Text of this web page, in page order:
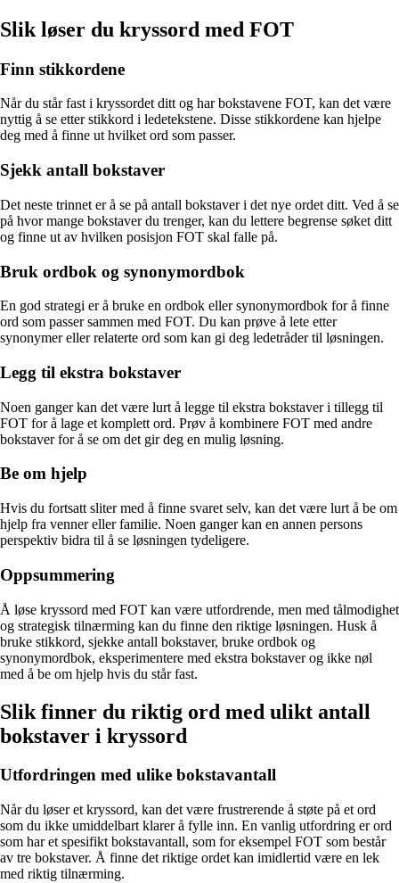
Slik løser du kryssord med FOT
Finn stikkordene
Når du står fast i kryssordet ditt og har bokstavene FOT, kan det være
nyttig å se etter stikkord i ledetekstene. Disse stikkordene kan hjelpe
deg med å finne ut hvilket ord som passer.
Sjekk antall bokstaver
Det neste trinnet er å se på antall bokstaver i det nye ordet ditt. Ved å se
på hvor mange bokstaver du trenger, kan du lettere begrense søket ditt
og finne ut av hvilken posisjon FOT skal falle på.
Bruk ordbok og synonymordbok
En god strategi er å bruke en ordbok eller synonymordbok for å finne
ord som passer sammen med FOT. Du kan prøve å lete etter
synonymer eller relaterte ord som kan gi deg ledetråder til løsningen.
Legg til ekstra bokstaver
Noen ganger kan det være lurt å legge til ekstra bokstaver i tillegg til
FOT for å lage et komplett ord. Prøv å kombinere FOT med andre
bokstaver for å se om det gir deg en mulig løsning.
Be om hjelp
Hvis du fortsatt sliter med å finne svaret selv, kan det være lurt å be om
hjelp fra venner eller familie. Noen ganger kan en annen persons
perspektiv bidra til å se løsningen tydeligere.
Oppsummering
Å løse kryssord med FOT kan være utfordrende, men med tålmodighet
og strategisk tilnærming kan du finne den riktige løsningen. Husk å
bruke stikkord, sjekke antall bokstaver, bruke ordbok og
synonymordbok, eksperimentere med ekstra bokstaver og ikke nøl
med å be om hjelp hvis du står fast.
Slik finner du riktig ord med ulikt antall
bokstaver i kryssord
Utfordringen med ulike bokstavantall
Når du løser et kryssord, kan det være frustrerende å støte på et ord
som du ikke umiddelbart klarer å fylle inn. En vanlig utfordring er ord
som har et spesifikt bokstavantall, som for eksempel FOT som består
av tre bokstaver. Å finne det riktige ordet kan imidlertid være en lek
med riktig tilnærming.